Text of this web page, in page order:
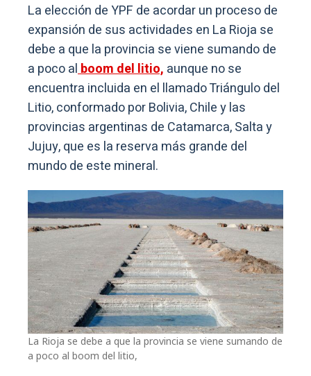
La elección de YPF de acordar un proceso de
expansión de sus actividades en La Rioja se
debe a que la provincia se viene sumando de
a poco alboom del litio, aunque no se
encuentra incluida en el llamado Triángulo del
Litio, conformado por Bolivia, Chile y las
provincias argentinas de Catamarca, Salta y
Jujuy, que es la reserva más grande del
mundo de este mineral.
La Rioja se debe a que la provincia se viene sumando de
a poco al boom del litio,